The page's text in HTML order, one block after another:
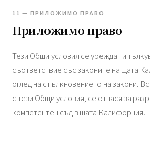
11 — ПРИЛОЖИМО ПРАВО
Приложимо право
Тези Общи условия се уреждат и
съответствие със законите на щата
оглед на стълкновението на закони.
с тези Общи условия, се отнася за
компетентен съд в щата Калифорния.